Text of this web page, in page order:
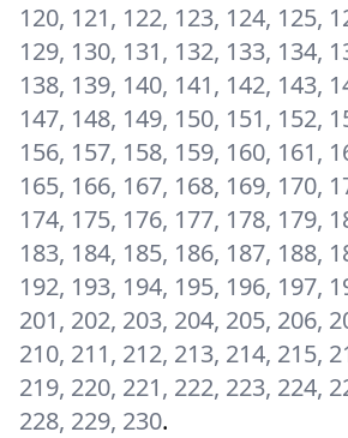
120, 121, 122, 123, 124, 125,
129, 130, 131, 132, 133, 134,
138, 139, 140, 141, 142, 143,
147, 148, 149, 150, 151, 152,
156, 157, 158, 159, 160, 161,
165, 166, 167, 168, 169, 170,
174, 175, 176, 177, 178, 179,
183, 184, 185, 186, 187, 188,
192, 193, 194, 195, 196, 197,
201, 202, 203, 204, 205, 206,
210, 211, 212, 213, 214, 215,
219, 220, 221, 222, 223, 224,
228, 229, 230.